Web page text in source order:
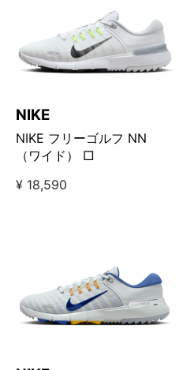
NIKE
NIKE フリーゴルフ NN
（ワイド） □
¥ 18,590